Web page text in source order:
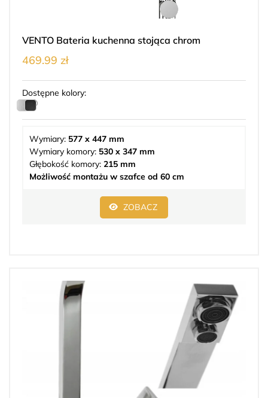
VENTO Bateria kuchenna stojąca chrom
469.99 zł
Dostępne kolory:
Wymiary: 577 x 447 mm
Wymiary komory: 530 x 347 mm
Głębokość komory: 215 mm
Możliwość montażu w szafce od 60 cm
ZOBACZ